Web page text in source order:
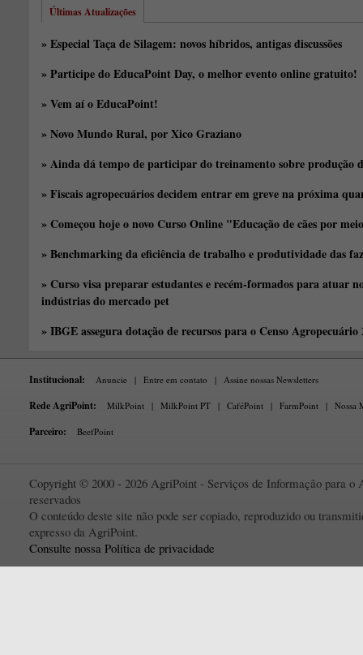
Últimas Atualizações
» Especial Taça de Silagem: novos híbridos, antigas discussões
» Participe do EducaPoint Day, o melhor evento online gratuito!
» Vem aí o EducaPoint!
» Novo Mundo Rural, por Xico Graziano
» Ainda dá tempo de participar do treinamento sobre produção
» Fiscais agropecuários decidem entrar em greve na próxima
» Começou hoje o novo Curso Online "Educação de cães por
» Benchmarking da eficiência de trabalho e produtividade das
» Curso visa preparar estudantes e recém-formados para atuar
indústrias do mercado pet
» IBGE assegura dotação de recursos para o Censo Agropecuário
Institucional: Anuncie | Entre em contato | Assine nossas Newsletters
Rede AgriPoint: MilkPoint | MilkPoint PT | CaféPoint | FarmPoint | Nossa
Parceiro: BeefPoint
Copyright © 2000 - 2026 AgriPoint - Serviços de Informação para o
reservados
O conteúdo deste site não pode ser copiado, reproduzido ou
expresso da AgriPoint.
Consulte nossa Política de privacidade